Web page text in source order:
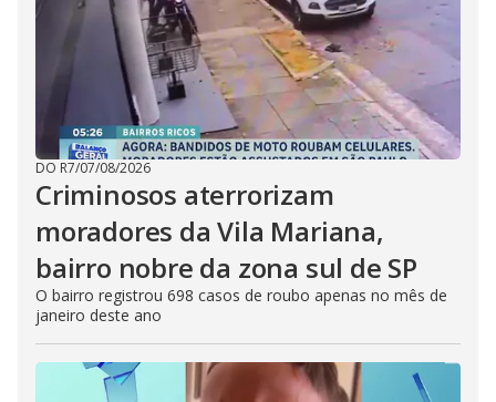
DO R7/07/08/2026
Criminosos aterrorizam
moradores da Vila Mariana,
bairro nobre da zona sul de SP
O bairro registrou 698 casos de roubo apenas no mês de
janeiro deste ano